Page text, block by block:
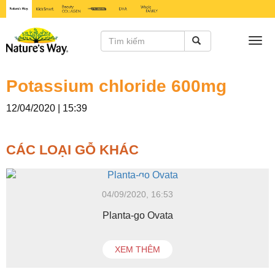
Potassium chloride 600mg
12/04/2020 | 15:39
CÁC LOẠI GỖ KHÁC
04/09/2020, 16:53
Planta-go Ovata
XEM THÊM